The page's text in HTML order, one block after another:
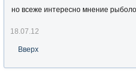
но всеже интересно мнение
18.07.12
Вверх